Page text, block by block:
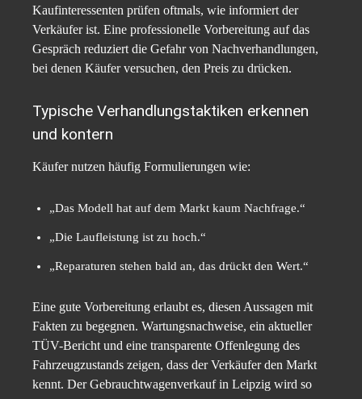
Kaufinteressenten prüfen oftmals, wie informiert der
Verkäufer ist. Eine professionelle Vorbereitung auf das
Gespräch reduziert die Gefahr von Nachverhandlungen,
bei denen Käufer versuchen, den Preis zu drücken.
Typische Verhandlungstaktiken erkennen
und kontern
Käufer nutzen häufig Formulierungen wie:
„Das Modell hat auf dem Markt kaum Nachfrage.“
„Die Laufleistung ist zu hoch.“
„Reparaturen stehen bald an, das drückt den Wert.“
Eine gute Vorbereitung erlaubt es, diesen Aussagen mit
Fakten zu begegnen. Wartungsnachweise, ein aktueller
TÜV-Bericht und eine transparente Offenlegung des
Fahrzeugzustands zeigen, dass der Verkäufer den Markt
kennt. Der Gebrauchtwagenverkauf in Leipzig wird so